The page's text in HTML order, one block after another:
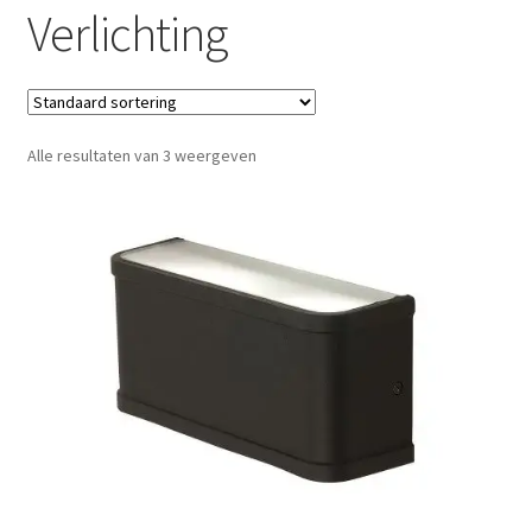
Forged Messen
Gietijzer kookgerei
Glowbus
Kookboeken
Pizzaovens
PLA.NET outdoor kitchen
Verlichting
Alle resultaten van 3 weergeven